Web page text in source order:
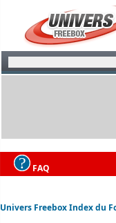
FAQ
Univers Freebox Index du